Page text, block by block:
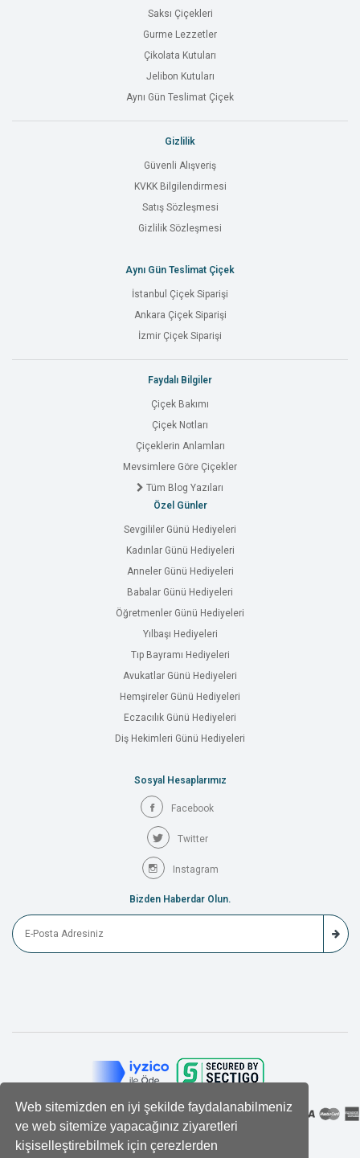
Web sitemizden en iyi şekilde faydalanabilmeniz
ve web sitemize yapacağınız ziyaretleri
kişiselleştirebilmek için çerezlerden
Saksı Çiçekleri
Gurme Lezzetler
Çikolata Kutuları
Jelibon Kutuları
Aynı Gün Teslimat Çiçek
Gizlilik
Güvenli Alışveriş
KVKK Bilgilendirmesi
Satış Sözleşmesi
Gizlilik Sözleşmesi
Aynı Gün Teslimat Çiçek
İstanbul Çiçek Siparişi
Ankara Çiçek Siparişi
İzmir Çiçek Siparişi
Faydalı Bilgiler
Çiçek Bakımı
Çiçek Notları
Çiçeklerin Anlamları
Mevsimlere Göre Çiçekler
Tüm Blog Yazıları
Özel Günler
Sevgililer Günü Hediyeleri
Kadınlar Günü Hediyeleri
Anneler Günü Hediyeleri
Babalar Günü Hediyeleri
Öğretmenler Günü Hediyeleri
Yılbaşı Hediyeleri
Tıp Bayramı Hediyeleri
Avukatlar Günü Hediyeleri
Hemşireler Günü Hediyeleri
Eczacılık Günü Hediyeleri
Diş Hekimleri Günü Hediyeleri
Sosyal Hesaplarımız
Facebook
Twitter
Instagram
Bizden Haberdar Olun.